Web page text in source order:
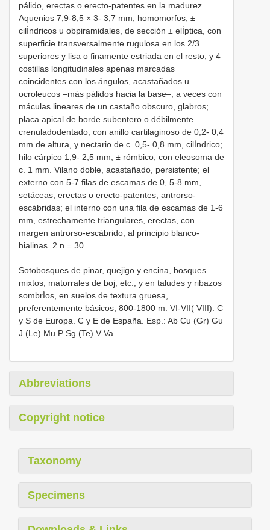
pálido, erectas o erecto-patentes en la madurez.
Aquenios 7,9-8,5 × 3- 3,7 mm, homomorfos, ±
cilÍndricos u obpiramidales, de sección ± elÍptica, con
superficie transversalmente rugulosa en los 2/3
superiores y lisa o finamente estriada en el resto, y 4
costillas longitudinales apenas marcadas
coincidentes con los ángulos, acastañados u
ocroleucos –más pálidos hacia la base–, a veces con
máculas lineares de un castaño obscuro, glabros;
placa apical de borde subentero o débilmente
crenuladodentado, con anillo cartilaginoso de 0,2- 0,4
mm de altura, y nectario de c. 0,5- 0,8 mm, cilÍndrico;
hilo cárpico 1,9- 2,5 mm, ± rómbico; con eleosoma de
c. 1 mm. Vilano doble, acastañado, persistente; el
externo con 5-7 filas de escamas de 0, 5-8 mm,
setáceas, erectas o erecto-patentes, antrorso-
escábridas; el interno con una fila de escamas de 1-6
mm, estrechamente triangulares, erectas, con
margen antrorso-escábrido, al principio blanco-
hialinas. 2 n = 30.
Sotobosques de pinar, quejigo y encina, bosques
mixtos, matorrales de boj, etc., y en taludes y ribazos
sombrÍos, en suelos de textura gruesa,
preferentemente básicos; 800-1800 m. VI-VII( VIII). C
y S de Europa. C y E de España. Esp.: Ab Cu (Gr) Gu
J (Le) Mu P Sg (Te) V Va.
Abbreviations
Copyright notice
Taxonomy
Specimens